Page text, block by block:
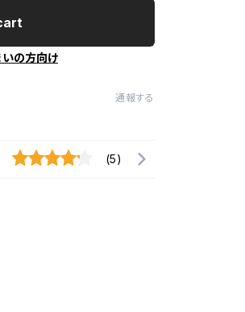
の方向け
通報する
(5)